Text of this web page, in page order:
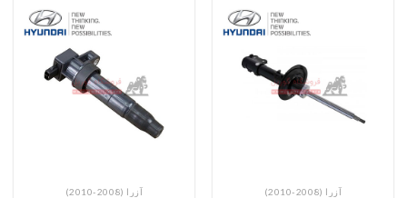
آزرا (2008-2010) آزرا (2008-2010)